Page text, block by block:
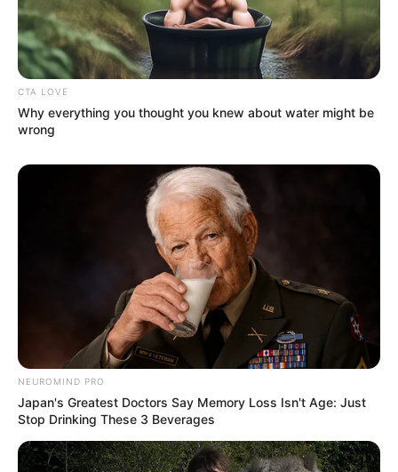
CTA LOVE
Why everything you thought you knew about water might be
wrong
NEUROMIND PRO
Japan's Greatest Doctors Say Memory Loss Isn't Age: Just
Stop Drinking These 3 Beverages